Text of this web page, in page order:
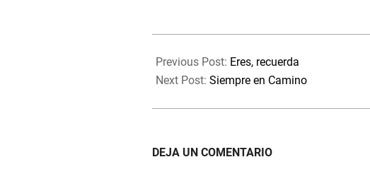
08-
21
Previous Post: Eres, recuerda
Next Post: Siempre en Camino
DEJA UN COMENTARIO